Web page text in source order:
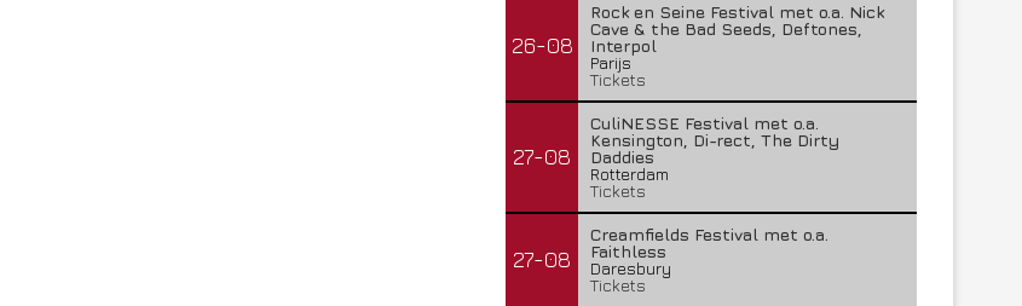
26-08
Rock en Seine Festival met o.a. Nick
Cave & the Bad Seeds, Deftones,
Interpol
Parijs
Tickets
27-08
CuliNESSE Festival met o.a.
Kensington, Di-rect, The Dirty
Daddies
Rotterdam
Tickets
27-08
Creamfields Festival met o.a.
Faithless
Daresbury
Tickets